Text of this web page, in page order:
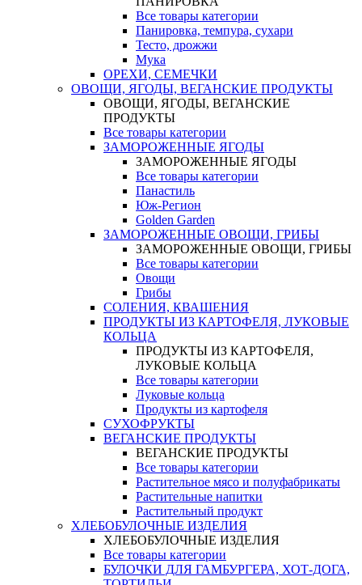
Все товары категории
Панировка, темпура, сухари
Тесто, дрожжи
Мука
ОРЕХИ, СЕМЕЧКИ
ОВОЩИ, ЯГОДЫ, ВЕГАНСКИЕ ПРОДУКТЫ
ОВОЩИ, ЯГОДЫ, ВЕГАНСКИЕ
ПРОДУКТЫ
Все товары категории
ЗАМОРОЖЕННЫЕ ЯГОДЫ
ЗАМОРОЖЕННЫЕ ЯГОДЫ
Все товары категории
Панастиль
Юж-Регион
Golden Garden
ЗАМОРОЖЕННЫЕ ОВОЩИ, ГРИБЫ
ЗАМОРОЖЕННЫЕ ОВОЩИ, ГРИБЫ
Все товары категории
Овощи
Грибы
СОЛЕНИЯ, КВАШЕНИЯ
ПРОДУКТЫ ИЗ КАРТОФЕЛЯ, ЛУКОВЫЕ
КОЛЬЦА
ПРОДУКТЫ ИЗ КАРТОФЕЛЯ,
ЛУКОВЫЕ КОЛЬЦА
Все товары категории
Луковые кольца
Продукты из картофеля
СУХОФРУКТЫ
ВЕГАНСКИЕ ПРОДУКТЫ
ВЕГАНСКИЕ ПРОДУКТЫ
Все товары категории
Растительное мясо и полуфабрикаты
Растительные напитки
Растительный продукт
ХЛЕБОБУЛОЧНЫЕ ИЗДЕЛИЯ
ХЛЕБОБУЛОЧНЫЕ ИЗДЕЛИЯ
Все товары категории
БУЛОЧКИ ДЛЯ ГАМБУРГЕРА, ХОТ-ДОГА,